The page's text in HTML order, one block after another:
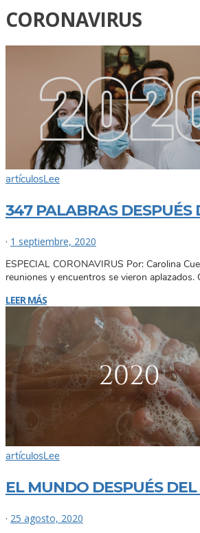
CORONAVIRUS
artículosLee
347 PALABRAS DESPUÉS
· 1 septiembre, 2020
ESPECIAL CORONAVIRUS Por: Carolina
reuniones y encuentros se vieron
LEER MÁS
artículosLee
EL MUNDO DESPUÉS
· 25 agosto, 2020